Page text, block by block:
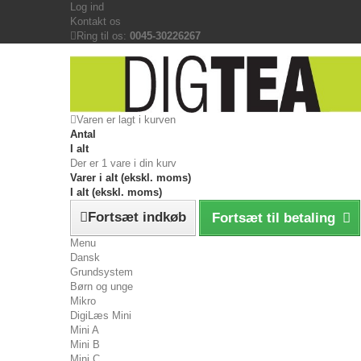
Log ind
Kontakt os
Ring til os: 0045-30226267
Varen er lagt i kurven
Antal
I alt
Der er 1 vare i din kurv
Varer i alt (ekskl. moms)
I alt (ekskl. moms)
Fortsæt indkøb Fortsæt til betaling
Menu
Dansk
Grundsystem
Børn og unge
Mikro
DigiLæs Mini
Mini A
Mini B